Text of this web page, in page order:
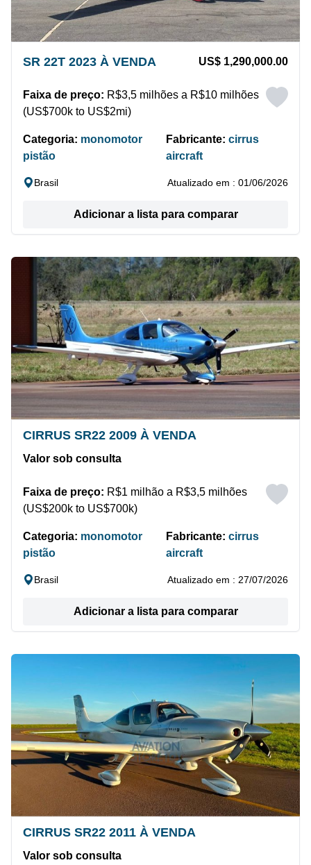
SR 22T 2023 À VENDA US$ 1,290,000.00
Faixa de preço: R$3,5 milhões a R$10 milhões
(US$700k to US$2mi)
Categoria: monomotor
pistão
Fabricante: cirrus
aircraft
Brasil Atualizado em : 01/06/2026
Adicionar a lista para comparar
CIRRUS SR22 2009 À VENDA
Valor sob consulta
Faixa de preço: R$1 milhão a R$3,5 milhões
(US$200k to US$700k)
Categoria: monomotor
pistão
Fabricante: cirrus
aircraft
Brasil Atualizado em : 27/07/2026
Adicionar a lista para comparar
CIRRUS SR22 2011 À VENDA
Valor sob consulta